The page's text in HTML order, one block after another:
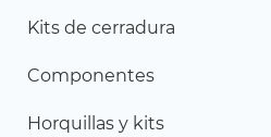
Kits de cerradura
Componentes
Horquillas y kits